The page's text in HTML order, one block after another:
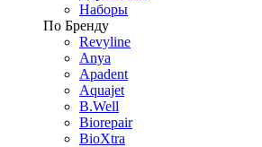
Наборы
По Бренду
Revyline
Anya
Apadent
Aquajet
B.Well
Biorepair
BioXtra